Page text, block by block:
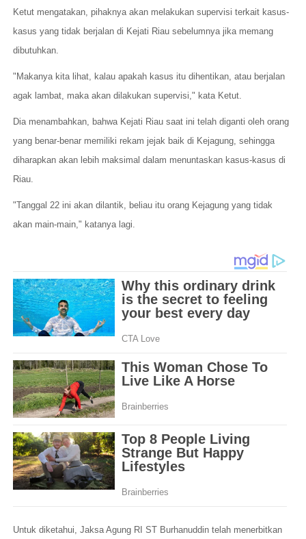
Ketut mengatakan, pihaknya akan melakukan supervisi terkait kasus-
kasus yang tidak berjalan di Kejati Riau sebelumnya jika memang
dibutuhkan.
"Makanya kita lihat, kalau apakah kasus itu dihentikan, atau berjalan
agak lambat, maka akan dilakukan supervisi," kata Ketut.
Dia menambahkan, bahwa Kejati Riau saat ini telah diganti oleh orang
yang benar-benar memiliki rekam jejak baik di Kejagung, sehingga
diharapkan akan lebih maksimal dalam menuntaskan kasus-kasus di
Riau.
"Tanggal 22 ini akan dilantik, beliau itu orang Kejagung yang tidak
akan main-main," katanya lagi.
Untuk diketahui, Jaksa Agung RI ST Burhanuddin telah menerbitkan